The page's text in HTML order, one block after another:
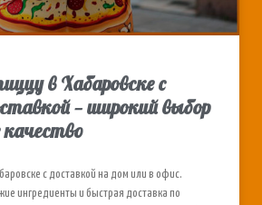
в Хабаровске с
— широкий выбор
с доставкой на дом или в офис.
ингредиенты и быстрая доставка по